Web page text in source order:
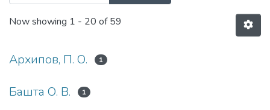
Now showing 1 - 20 of 59
Архипов, П. О. 1
Башта О. В. 1